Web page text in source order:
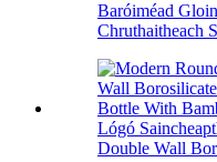
Baróiméad
Chruthaitheach
Lógó
Double Wall